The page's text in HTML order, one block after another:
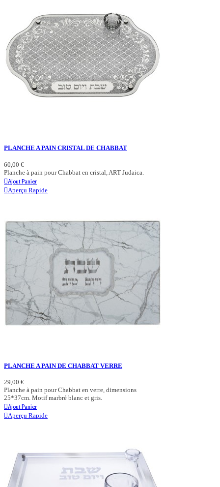
PLANCHE A PAIN CRISTAL DE CHABBAT
60,00 €
Planche à pain pour Chabbat en cristal, ART Judaica.
Ajout Panier
Aperçu Rapide
PLANCHE A PAIN DE CHABBAT VERRE
29,00 €
Planche à pain pour Chabbat en verre, dimensions
25*37cm. Motif marbré blanc et gris.
Ajout Panier
Aperçu Rapide